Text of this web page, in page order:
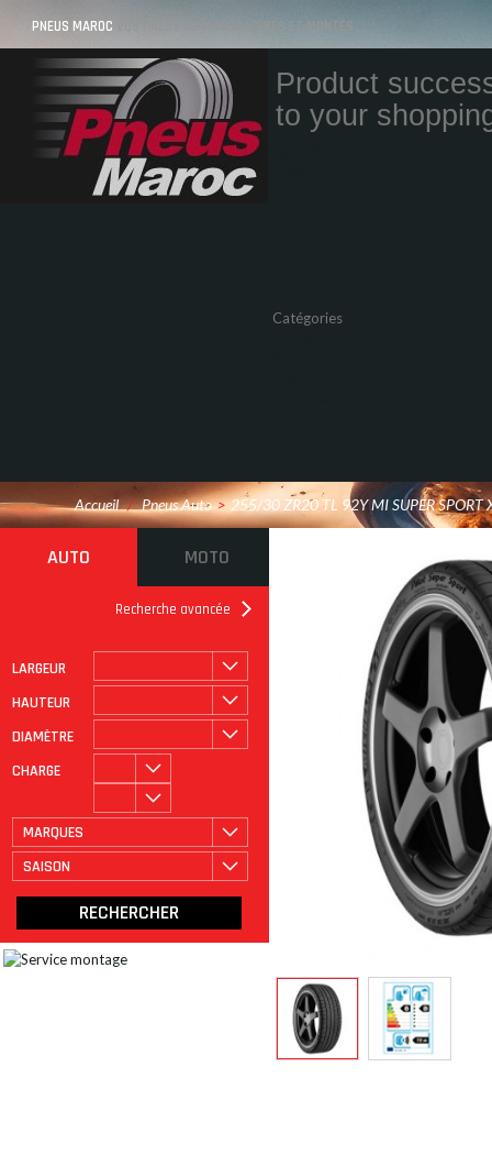
PNEUS MAROC VOS PNEUS AU MAROC LIVRÉS ET MONTÉS
Product
to your
Catégories
Accueil / Pneus Auto > 255/30 ZR20 TL 92Y MI SUPER SPORT
AUTO MOTO
Recherche avancée
LARGEUR
HAUTEUR
DIAMÈTRE
CHARGE
MARQUES
SAISON
ROULAGE À PLAT